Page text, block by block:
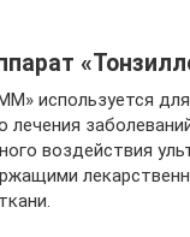
используется
лечения
воздействия